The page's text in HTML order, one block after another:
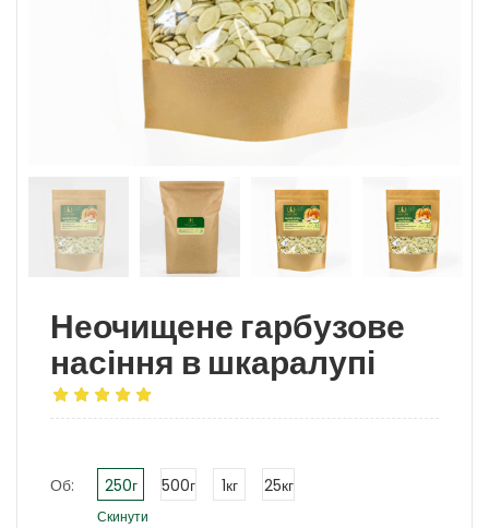
Неочищене гарбузове
насіння в шкаралупі
Об: 250г 500г 1кг 25кг
Скинути